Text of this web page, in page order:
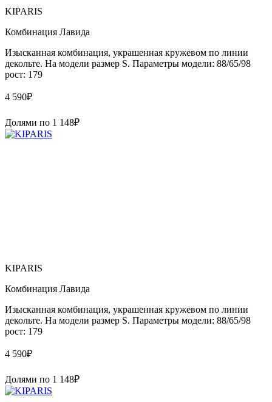
KIPARIS
Комбинация Лавида
Изысканная комбинация, украшенная кружевом по линии
декольте. На модели размер S. Параметры модели: 88/65/98
рост: 179
4 590₽
Долями по 1 148₽
KIPARIS
Комбинация Лавида
Изысканная комбинация, украшенная кружевом по линии
декольте. На модели размер S. Параметры модели: 88/65/98
рост: 179
4 590₽
Долями по 1 148₽